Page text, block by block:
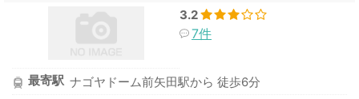
3.2
7件
最寄駅 ナゴヤドーム前矢田駅から 徒歩6分